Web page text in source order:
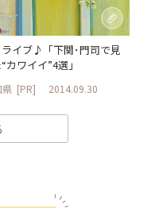
イブ♪「下関･門司で見
カワイイ”4選」
県 [PR] 2014.09.30